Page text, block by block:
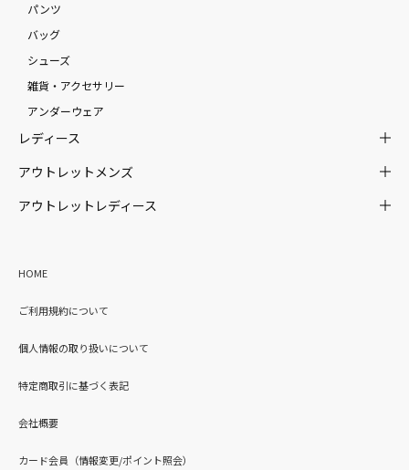
パンツ
バッグ
シューズ
雑貨・アクセサリー
アンダーウェア
レディース
アウトレットメンズ
アウトレットレディース
HOME
ご利用規約について
個人情報の取り扱いについて
特定商取引に基づく表記
会社概要
カード会員（情報変更/ポイント照会）